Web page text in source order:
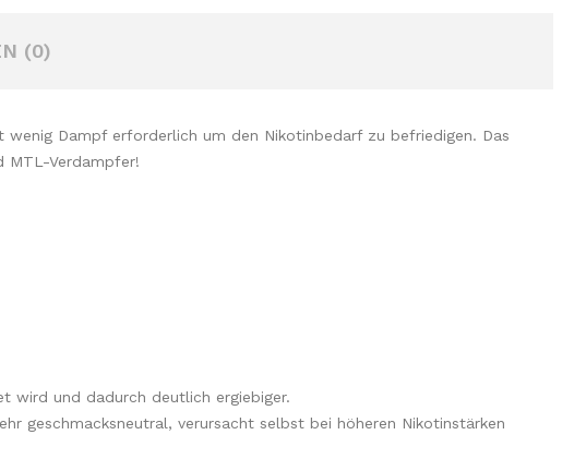
(0)
Dampf erforderlich um den Nikotinbedarf zu befriedigen. Das
MTL-Verdampfer!
wird und dadurch deutlich ergiebiger.
geschmacksneutral, verursacht selbst bei höheren Nikotinstärken